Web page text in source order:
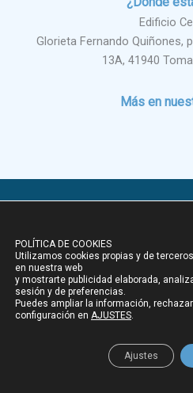
Edificio
Glorieta Fernando Quiñones,
13A, 41940
Más en
Política de
Política de
POLÍTICA DE COOKIES
Utilizamos cookies propias y de
en nuestra web
y mostrarte publicidad elaborada,
sesión y de preferencias.
Puedes ampliar la información,
configuración en AJUSTES.
Ajustes